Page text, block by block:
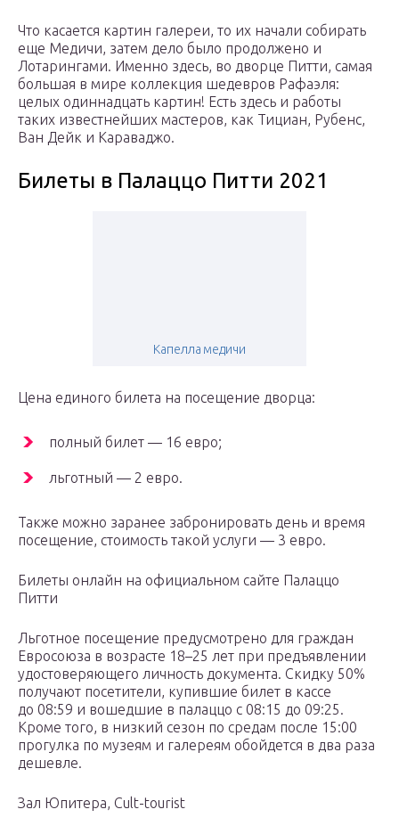
Что касается картин галереи, то их начали собирать
еще Медичи, затем дело было продолжено и
Лотарингами. Именно здесь, во дворце Питти, самая
большая в мире коллекция шедевров Рафаэля:
целых одиннадцать картин! Есть здесь и работы
таких известнейших мастеров, как Тициан, Рубенс,
Ван Дейк и Караваджо.
Билеты в Палаццо Питти 2021
Капелла медичи
Цена единого билета на посещение дворца:
полный билет — 16 евро;
льготный — 2 евро.
Также можно заранее забронировать день и время
посещение, стоимость такой услуги — 3 евро.
Билеты онлайн на официальном сайте Палаццо
Питти
Льготное посещение предусмотрено для граждан
Евросоюза в возрасте 18–25 лет при предъявлении
удостоверяющего личность документа. Скидку 50%
получают посетители, купившие билет в кассе
до 08:59 и вошедшие в палаццо с 08:15 до 09:25.
Кроме того, в низкий сезон по средам после 15:00
прогулка по музеям и галереям обойдется в два раза
дешевле.
Зал Юпитера, Cult-tourist